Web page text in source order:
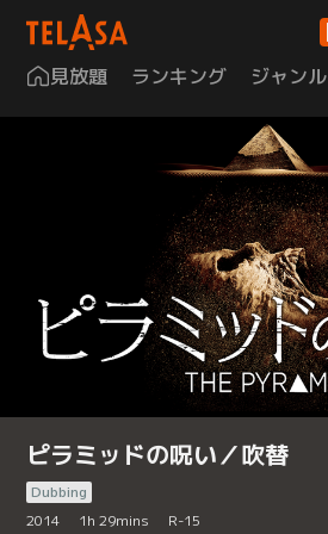
見放題 ランキング ジャンル
ピラミッドの呪い／吹替
Dubbing
2014
1h 29mins R-15